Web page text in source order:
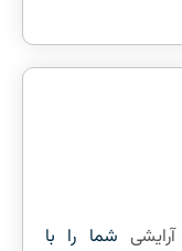
شما را با